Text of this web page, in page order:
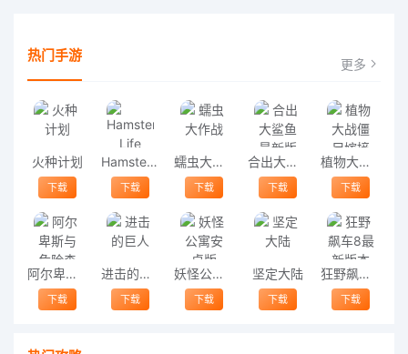
热门手游 更多
火种计划
下载
Hamster Life
下载
蠕虫大作战
下载
合出大鲨鱼最新版
下载
植物大战僵尸嫁接版最新版
下载
阿尔卑斯与危险森林手机版
下载
进击的巨人
下载
妖怪公寓安卓版
下载
坚定大陆
下载
狂野飙车8最新版本
下载